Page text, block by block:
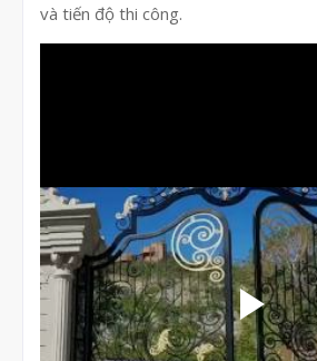
và tiến độ thi công.